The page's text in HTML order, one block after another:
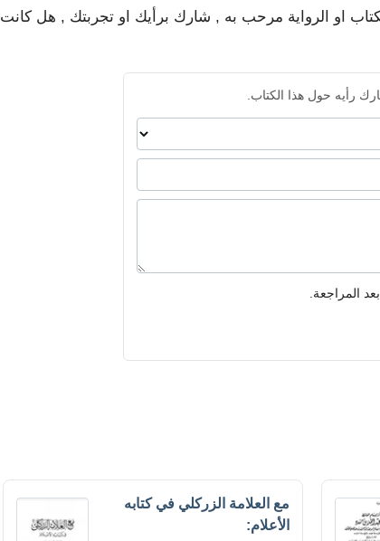
او الرواية مرحب به , شارك برأيك او تجربتك , هل كانت
رأيه حول هذا الكتاب.
المراجعة.
مع العلامة الزركلي في كتابه
الأعلام: